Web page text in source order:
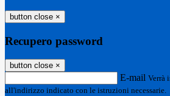
button close ×
Recupero password
button close ×
E-mail Verrà
all'indirizzo indicato con le istruzioni necessarie.